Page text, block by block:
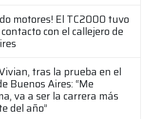
motores! El TC2000 tuvo
con el callejero de
tras la prueba en el
Buenos Aires: “Me
va a ser la carrera más
del año”